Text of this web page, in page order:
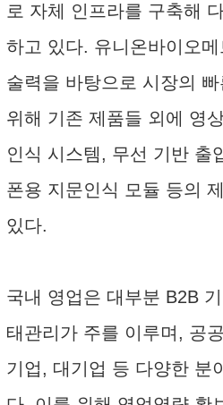
로 자체 인프라를 구축해
하고 있다. 유니온바이오메
술력을 바탕으로 시장의 빠
위해 기존 제품들 외에 영
인식 시스템, 무선 기반 출
폰용 지문인식 모듈 등의
있다.
국내 영업은 대부분 B2B
태관리가 주를 이루며, 공
기업, 대기업 등 다양한 분